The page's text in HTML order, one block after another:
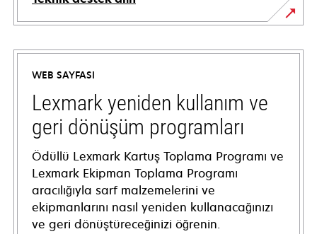
opens
in
new
tab
WEB SAYFASI
Lexmark yeniden kullanım ve
geri dönüşüm programları
Ödüllü Lexmark Kartuş Toplama Programı ve
Lexmark Ekipman Toplama Programı
aracılığıyla sarf malzemelerini ve
ekipmanlarını nasıl yeniden kullanacağınızı
ve geri dönüştüreceğinizi öğrenin.